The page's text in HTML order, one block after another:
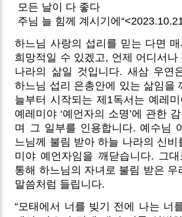
모든 날이 다 좋다
주님 늘 힘께 계시기에
하느님 사랑의 섭리를 믿는 다면
희망적일 수 있겠고, 언제 어디서나
나라의 삶일 것입니다. 새삼 우연
하느님 섭리 은총안에 있는 삶임을
늘부터 시작되는 제1독서는 예레
예레미야 ‘예언자의 소명’에 관한
며 그 일부를 인용합니다. 예수님
느님께 불림 받아 하늘 나라의 신비
미야 예언자임을 깨닫습니다. 그
통해 하느님의 자녀로 불림 받은 우
말씀처럼 들립니다.
“모태에서 너를 빚기 전에 나는 너